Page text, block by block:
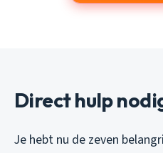
Direct hulp
Je hebt nu de zeven